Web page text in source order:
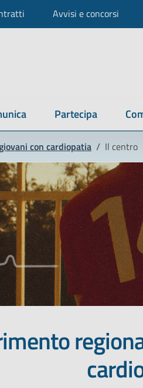
Avvisi e concorsi
Partecipa
con cardiopatia / Il centro